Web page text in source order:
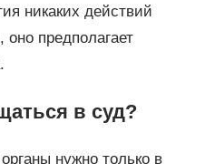
никаких действий
предполагает
в суд?
нужно только в